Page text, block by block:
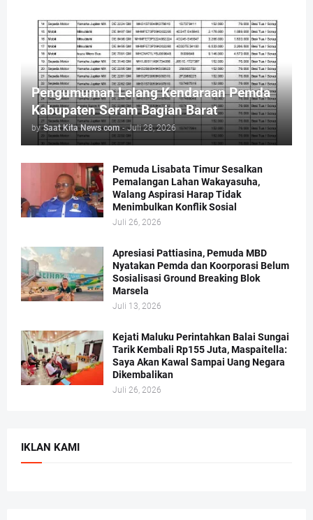
Pengumuman Lelang Kendaraan Pemda
Kabupaten Seram Bagian Barat
by Saat Kita News com - Juli 28, 2026
Pemuda Lisabata Timur Sesalkan
Pemalangan Lahan Wakayasuha,
Walang Aspirasi Harap Tidak
Menimbulkan Konflik Sosial
Juli 26, 2026
Apresiasi Pattiasina, Pemuda MBD
Nyatakan Pemda dan Koorporasi Belum
Sosialisasi Ground Breaking Blok
Marsela
Juli 13, 2026
Kejati Maluku Perintahkan Balai Sungai
Tarik Kembali Rp155 Juta, Maspaitella:
Saya Akan Kawal Sampai Uang Negara
Dikembalikan
Juli 26, 2026
IKLAN KAMI